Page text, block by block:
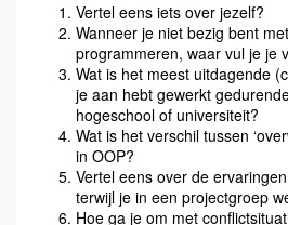
Vertel eens iets over jezelf?
Wanneer je niet bezig bent
programmeren, waar vul je je
Wat is het meest uitdagende
je aan hebt gewerkt
hogeschool of universiteit?
Wat is het verschil tussen
in OOP?
Vertel eens over de
terwijl je in een projectgroep
Hoe ga je om met